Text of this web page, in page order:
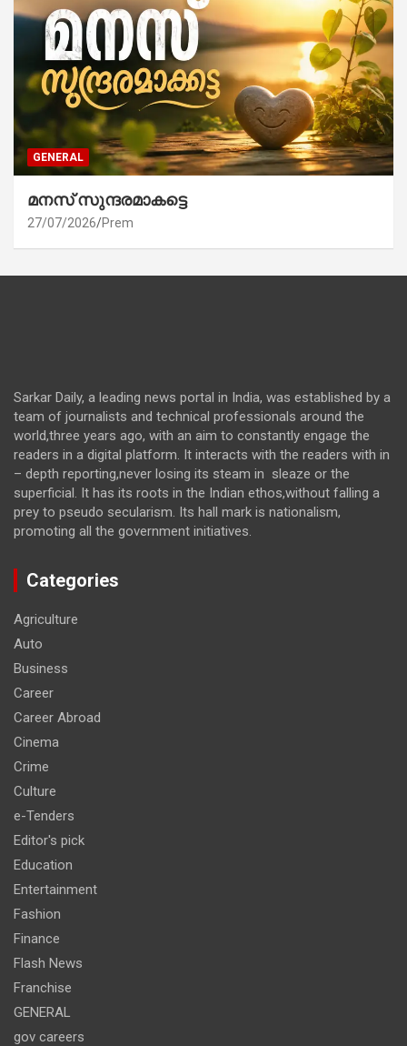
GENERAL
മനസ് സുന്ദരമാകട്ടെ
27/07/2026 Prem
Sarkar Daily, a leading news portal in India, was established by a
team of journalists and technical professionals around the
world,three years ago, with an aim to constantly engage the
readers in a digital platform. It interacts with the readers with in
– depth reporting,never losing its steam in sleaze or the
superficial. It has its roots in the Indian ethos,without falling a
prey to pseudo secularism. Its hall mark is nationalism,
promoting all the government initiatives.
Categories
Agriculture
Auto
Business
Career
Career Abroad
Cinema
Crime
Culture
e-Tenders
Editor's pick
Education
Entertainment
Fashion
Finance
Flash News
Franchise
GENERAL
gov careers